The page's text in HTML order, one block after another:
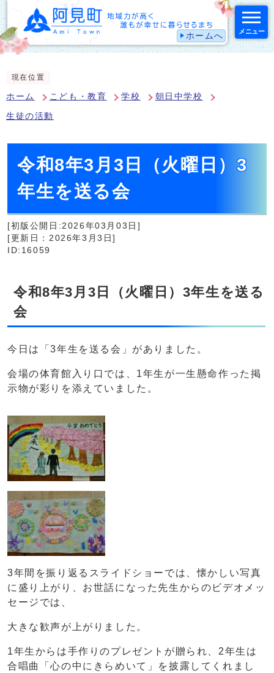
ホームへ メニュー
現在位置
ホーム こども・教育 学校 朝日中学校
生徒の活動
令和8年3月3日（火曜日）3
年生を送る会
[初版公開日:2026年03月03日]
[更新日：2026年3月3日]
ID:16059
令和8年3月3日（火曜日）3年生を送る
会
今日は「3年生を送る会」がありました。
会場の体育館入り口では、1年生が一生懸命作った掲
示物が彩りを添えていました。
3年間を振り返るスライドショーでは、懐かしい写真
に盛り上がり、お世話になった先生からのビデオメッ
セージでは、
大きな歓声が上がりました。
1年生からは手作りのプレゼントが贈られ、2年生は
合唱曲「心の中にきらめいて」を披露してくれまし